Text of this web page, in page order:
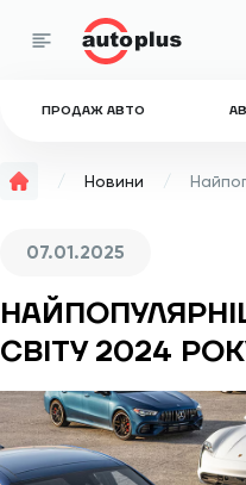
ПРОДАЖ АВТО
Новини
07.01.2025
СВІТУ 2024